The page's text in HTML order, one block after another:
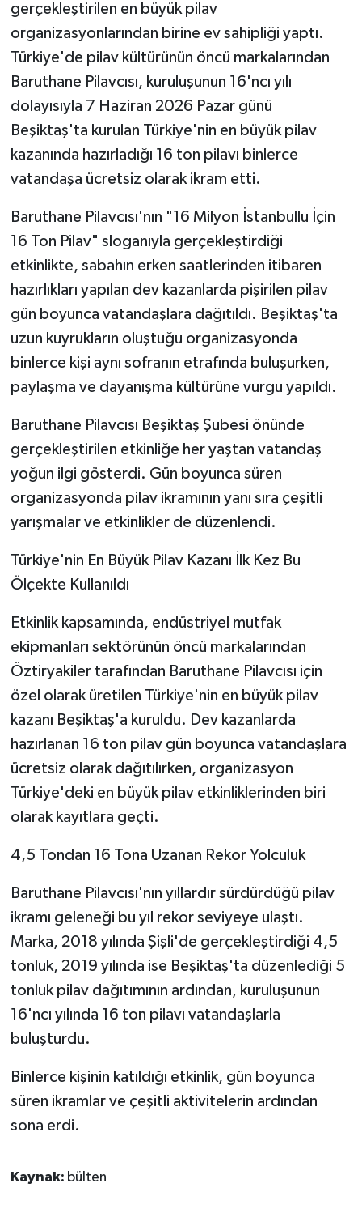
gerçekleştirilen en büyük pilav
organizasyonlarından birine ev sahipliği yaptı.
Türkiye'de pilav kültürünün öncü markalarından
Baruthane Pilavcısı, kuruluşunun 16'ncı yılı
dolayısıyla 7 Haziran 2026 Pazar günü
Beşiktaş'ta kurulan Türkiye'nin en büyük pilav
kazanında hazırladığı 16 ton pilavı binlerce
vatandaşa ücretsiz olarak ikram etti.
Baruthane Pilavcısı'nın "16 Milyon İstanbullu İçin
16 Ton Pilav" sloganıyla gerçekleştirdiği
etkinlikte, sabahın erken saatlerinden itibaren
hazırlıkları yapılan dev kazanlarda pişirilen pilav
gün boyunca vatandaşlara dağıtıldı. Beşiktaş'ta
uzun kuyrukların oluştuğu organizasyonda
binlerce kişi aynı sofranın etrafında buluşurken,
paylaşma ve dayanışma kültürüne vurgu yapıldı.
Baruthane Pilavcısı Beşiktaş Şubesi önünde
gerçekleştirilen etkinliğe her yaştan vatandaş
yoğun ilgi gösterdi. Gün boyunca süren
organizasyonda pilav ikramının yanı sıra çeşitli
yarışmalar ve etkinlikler de düzenlendi.
Türkiye'nin En Büyük Pilav Kazanı İlk Kez Bu
Ölçekte Kullanıldı
Etkinlik kapsamında, endüstriyel mutfak
ekipmanları sektörünün öncü markalarından
Öztiryakiler tarafından Baruthane Pilavcısı için
özel olarak üretilen Türkiye'nin en büyük pilav
kazanı Beşiktaş'a kuruldu. Dev kazanlarda
hazırlanan 16 ton pilav gün boyunca vatandaşlara
ücretsiz olarak dağıtılırken, organizasyon
Türkiye'deki en büyük pilav etkinliklerinden biri
olarak kayıtlara geçti.
4,5 Tondan 16 Tona Uzanan Rekor Yolculuk
Baruthane Pilavcısı'nın yıllardır sürdürdüğü pilav
ikramı geleneği bu yıl rekor seviyeye ulaştı.
Marka, 2018 yılında Şişli'de gerçekleştirdiği 4,5
tonluk, 2019 yılında ise Beşiktaş'ta düzenlediği 5
tonluk pilav dağıtımının ardından, kuruluşunun
16'ncı yılında 16 ton pilavı vatandaşlarla
buluşturdu.
Binlerce kişinin katıldığı etkinlik, gün boyunca
süren ikramlar ve çeşitli aktivitelerin ardından
sona erdi.
Kaynak: bülten